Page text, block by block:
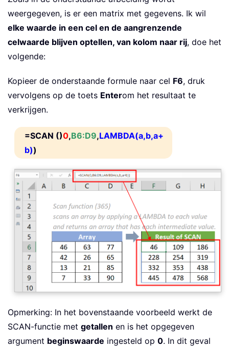
weergegeven, is er een matrix met gegevens. Ik wil
elke waarde in een cel en de aangrenzende
celwaarde blijven optellen, van kolom naar rij, doe het
volgende:
Kopieer de onderstaande formule naar cel F6, druk
vervolgens op de toets Enterom het resultaat te
verkrijgen.
=SCAN ()0,B6:D9,LAMBDA(a,b,a+
b))
Opmerking: In het bovenstaande voorbeeld werkt de
SCAN-functie met getallen en is het opgegeven
argument beginswaarde ingesteld op 0. In dit geval